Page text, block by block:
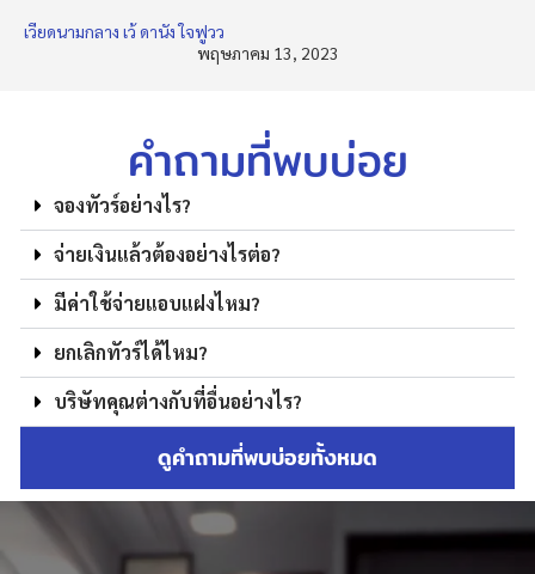
เวียดนามกลาง เว้ ดานัง ใจฟูวว
พฤษภาคม 13, 2023
คำถามที่พบบ่อย
จองทัวร์อย่างไร?
จ่ายเงินแล้วต้องอย่างไรต่อ?
มีค่าใช้จ่ายแอบแฝงไหม?
ยกเลิกทัวร์ได้ไหม?
บริษัทคุณต่างกับที่อื่นอย่างไร?
ดูคำถามที่พบบ่อยทั้งหมด